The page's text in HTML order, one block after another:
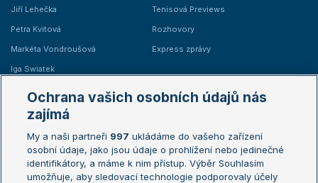
Jiří Lehečka
Petra Kvitová
Markéta Vondroušová
Iga Swiatek
Tenisová Previews
Rozhovory
Express zprávy
Žebříčky
Žebříček ATP (muži)
Žebříček WTA (ženy)
Sázkařský žebříček
Australian Open
French Open
Wimbledon
Ochrana vašich osobních údajů nás
zajímá
My a naši partneři 997 ukládáme do vašeho zařízení
osobní údaje, jako jsou údaje o prohlížení nebo jedinečné
identifikátory, a máme k nim přístup. Výběr Souhlasím
umožňuje, aby sledovací technologie podporovaly účely